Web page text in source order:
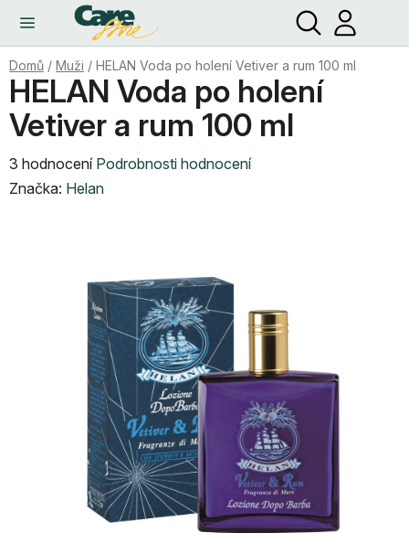
obsah
Hledat
Domů / Muži / HELAN Voda po holení Vetiver a rum 100 ml
HELAN Voda po holení
Vetiver a rum 100 ml
Průměrné
hodnocení
3 hodnocení Podrobnosti hodnocení
Značka: Helan